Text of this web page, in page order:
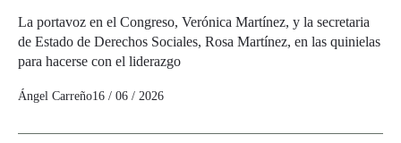
La portavoz en el Congreso, Verónica Martínez, y la secretaria
de Estado de Derechos Sociales, Rosa Martínez, en las quinielas
para hacerse con el liderazgo
Ángel Carreño16 / 06 / 2026